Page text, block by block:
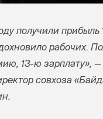
получили прибыль
рабочих.
13-ю зарплату», —
совхоза